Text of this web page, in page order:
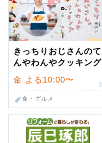
きっちりおじさんのて
んやわんやクッキング
金 よる10:00〜
食・グルメ